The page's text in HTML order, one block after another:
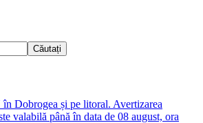
Dobrogea și pe litoral. Avertizarea
valabilă până în data de 08 august, ora